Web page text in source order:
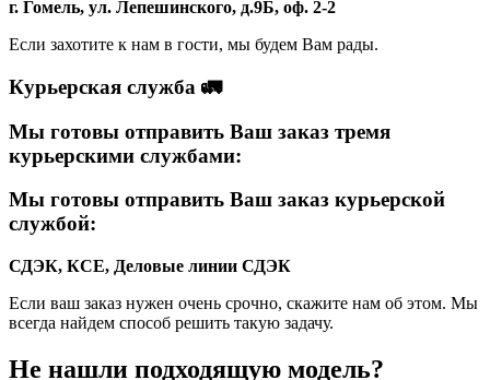
г. Гомель, ул. Лепешинского, д.9Б, оф. 2-2
Если захотите к нам в гости, мы будем Вам рады.
Курьерская служба 🚛
Мы готовы отправить Ваш заказ тремя
курьерскими службами:
Мы готовы отправить Ваш заказ курьерской
службой:
СДЭК, КСЕ, Деловые линии СДЭК
Если ваш заказ нужен очень срочно, скажите нам об этом. Мы
всегда найдем способ решить такую задачу.
Не нашли подходящую модель?